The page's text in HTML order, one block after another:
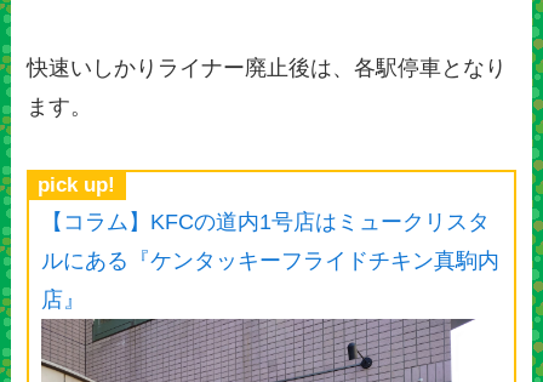
快速いしかりライナー廃止後は、各駅停車となり
ます。
pick up!
【コラム】KFCの道内1号店はミュークリスタ
ルにある『ケンタッキーフライドチキン真駒内
店』